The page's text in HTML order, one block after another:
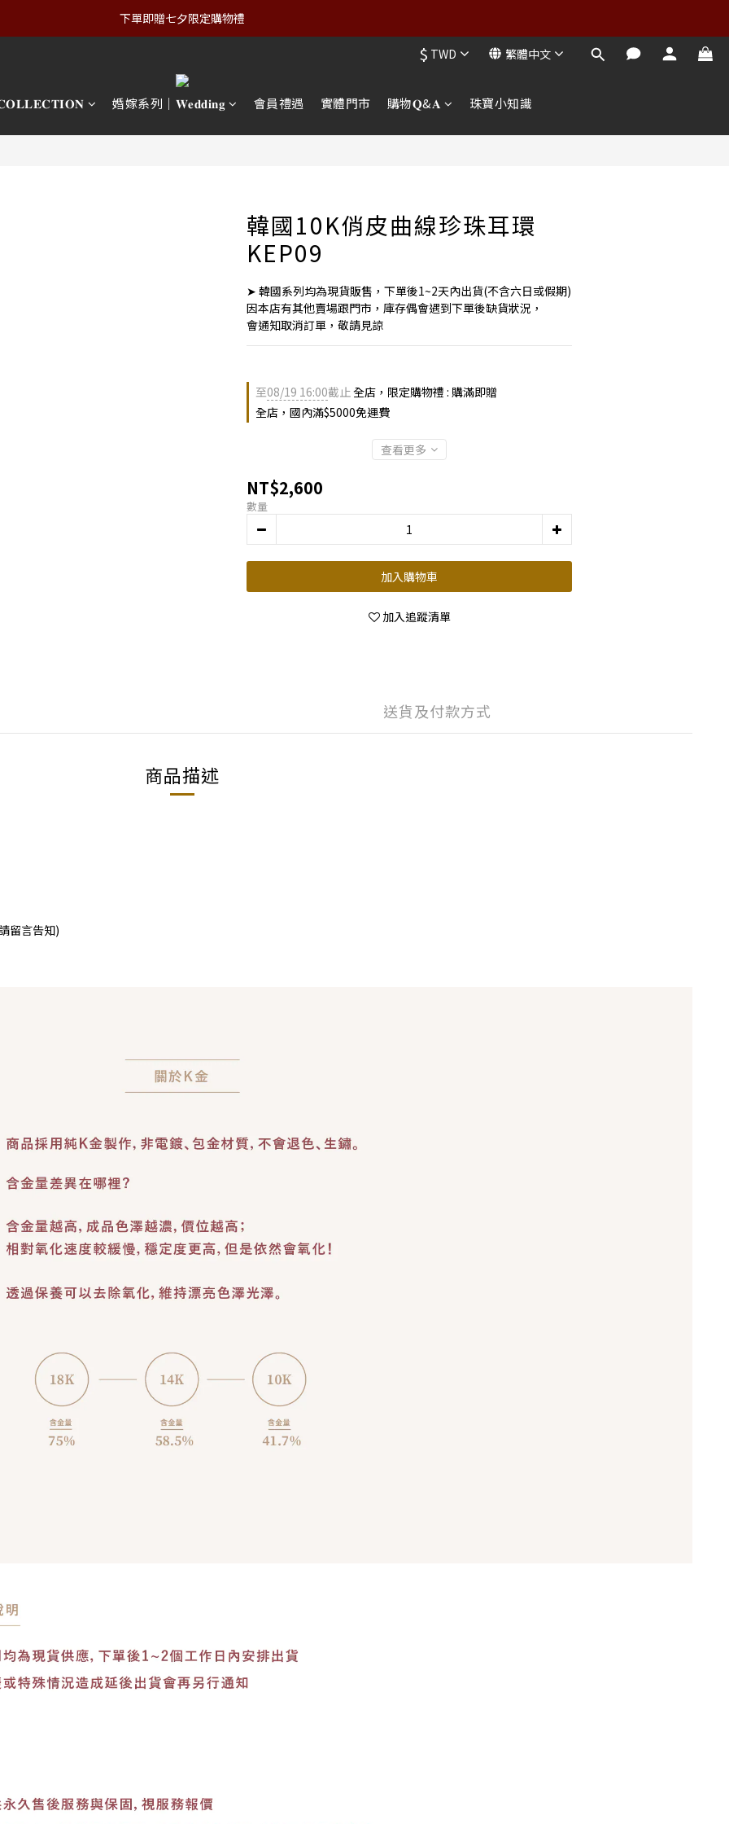
下單即贈七夕限定購物禮
$ TWD 繁體中文
𝐂𝐎𝐋𝐋𝐄𝐂𝐓𝐈𝐎𝐍 婚嫁系列｜𝐖𝐞𝐝𝐝𝐢𝐧𝐠 會員禮遇 實體門市 購物𝐐&𝐀 珠寶小知識
韓國10K俏皮曲線珍珠耳環
KEP09
➤ 韓國系列均為現貨販售，下單後1~2天內出貨(不含六日或假期)
因本店有其他賣場跟門市，庫存偶會遇到下單後缺貨狀況，
會通知取消訂單，敬請見諒
至08/19 16:00截止全店，限定購物禮 : 購滿即贈
全店，國內滿$5000免運費
查看更多
NT$2,600
數量
加入購物車
加入追蹤清單
送貨及付款方式
商品描述
留言告知)